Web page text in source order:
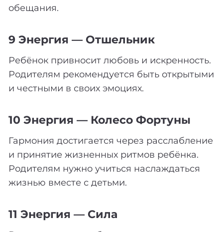
обещания.
9 Энергия — Отшельник
Ребёнок привносит любовь и искренность.
Родителям рекомендуется быть открытыми
и честными в своих эмоциях.
10 Энергия — Колесо Фортуны
Гармония достигается через расслабление
и принятие жизненных ритмов ребёнка.
Родителям нужно учиться наслаждаться
жизнью вместе с детьми.
11 Энергия — Сила